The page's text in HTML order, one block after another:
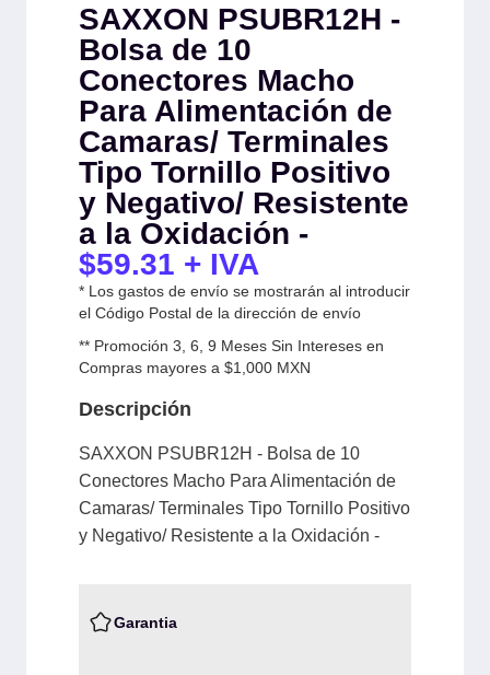
SAXXON PSUBR12H -
Bolsa de 10
Conectores Macho
Para Alimentación de
Camaras/ Terminales
Tipo Tornillo Positivo
y Negativo/ Resistente
a la Oxidación -
$59.31 + IVA
* Los gastos de envío se mostrarán al introducir
el Código Postal de la dirección de envío
** Promoción 3, 6, 9 Meses Sin Intereses en
Compras mayores a $1,000 MXN
Descripción
SAXXON PSUBR12H - Bolsa de 10
Conectores Macho Para Alimentación de
Camaras/ Terminales Tipo Tornillo Positivo
y Negativo/ Resistente a la Oxidación -
Garantia